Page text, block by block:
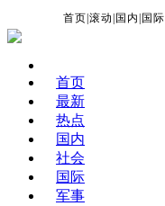
首页 |滚动 国内 国际
首页
最新
热点
国内
社会
国际
军事